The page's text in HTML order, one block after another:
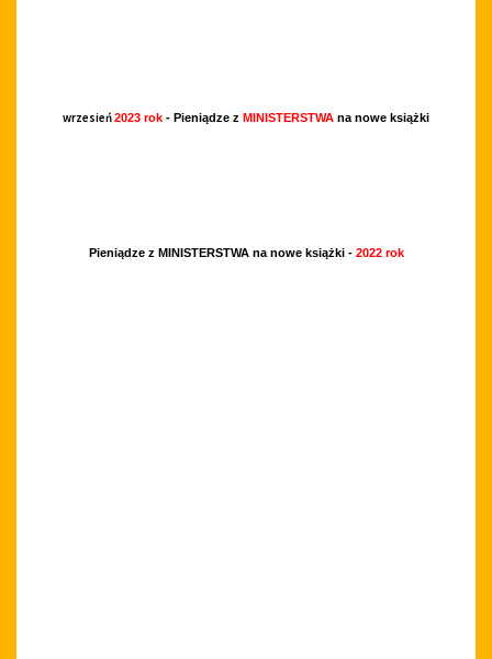
wrzesień2023 rok - Pieniądze z MINISTERSTWA na nowe książki
Pieniądze z MINISTERSTWA na nowe książki - 2022 rok